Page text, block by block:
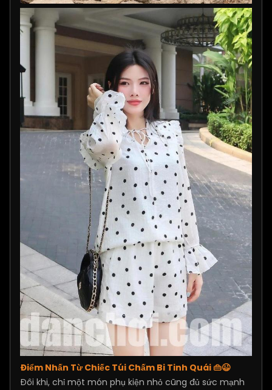
Điểm Nhấn Từ Chiếc Túi Chấm Bi Tinh Quái 👜😉
Đôi khi, chỉ một món phụ kiện nhỏ cũng đủ sức mạnh